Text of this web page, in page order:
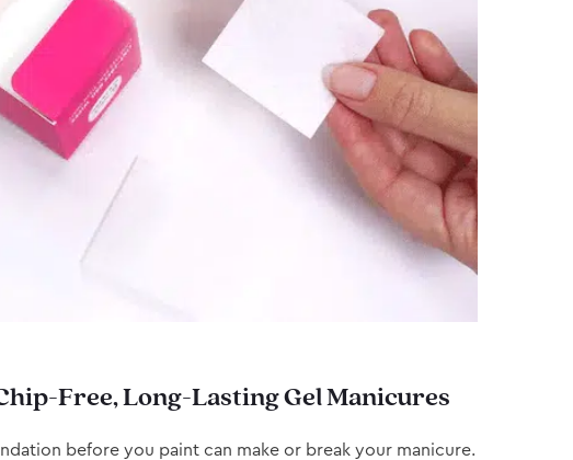
Free, Long-Lasting Gel Manicures
before you paint can make or break your manicure.